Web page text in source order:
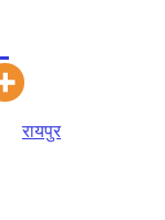
रायपुर